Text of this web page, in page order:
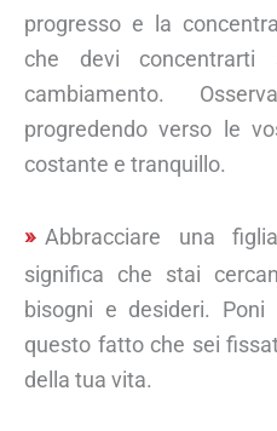
progresso e la
che devi
cambiamento.
progredendo verso le
costante e tranquillo.
Abbracciare una
significa che stai
bisogni e desideri. Poni
questo fatto che sei
della tua vita.